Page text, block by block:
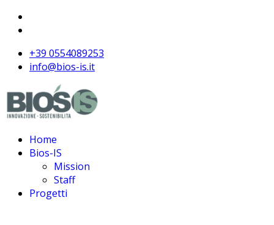
+39 0554089253
info@bios-is.it
Home
Bios-IS
Mission
Staff
Progetti